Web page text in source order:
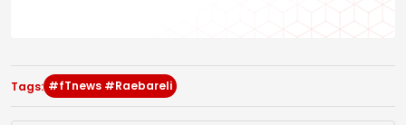
Tags: #fTnews #Raebareli